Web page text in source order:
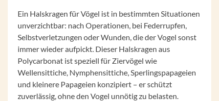
Ein Halskragen für Vögel ist in bestimmten Situationen
unverzichtbar: nach Operationen, bei Federrupfen,
Selbstverletzungen oder Wunden, die der Vogel sonst
immer wieder aufpickt. Dieser Halskragen aus
Polycarbonat ist speziell für Ziervögel wie
Wellensittiche, Nymphensittiche, Sperlingspapageien
und kleinere Papageien konzipiert – er schützt
zuverlässig, ohne den Vogel unnötig zu belasten.